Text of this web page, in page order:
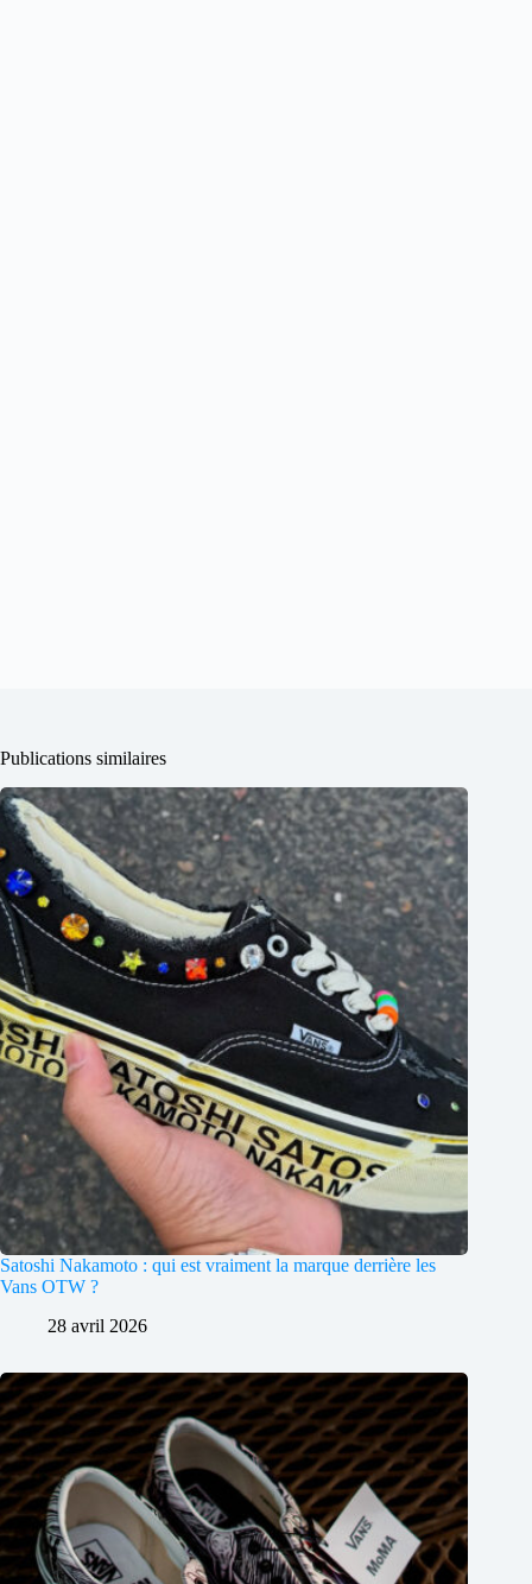
Publications similaires
Satoshi Nakamoto : qui est vraiment la marque derrière les
Vans OTW ?
28 avril 2026